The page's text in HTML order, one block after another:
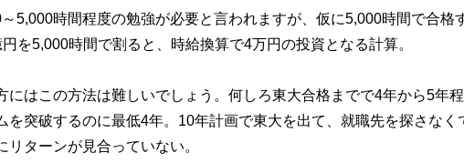
5,000時間程度の勉強が必要と言われますが、仮に5,000時間で合格
を5,000時間で割ると、時給換算で4万円の投資となる計算。
はこの方法は難しいでしょう。何しろ東大合格までで4年から5年程
を突破するのに最低4年。10年計画で東大を出て、就職先を探さなく
ターンが見合っていない。